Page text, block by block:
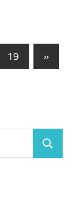
19
Entradas
»
Buscar